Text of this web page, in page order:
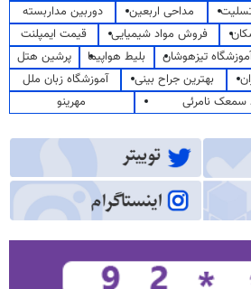
مداحی اربعین
دوربین مداربسته
فروش مواد شیمیایی
قیمت ایمپلنت
تیزهوشان بلیط هواپیما
پرشین هتل
بهترین جراح بینی
آموزشگاه زبان ملل
نامرئی
مهرینو